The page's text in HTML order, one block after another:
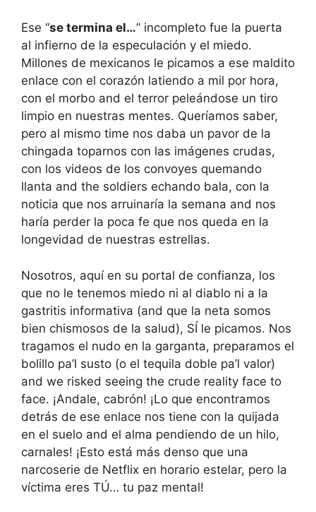
Ese “se termina el…” incompleto fue la puerta
al infierno de la especulación y el miedo.
Millones de mexicanos le picamos a ese maldito
enlace con el corazón latiendo a mil por hora,
con el morbo and el terror peleándose un tiro
limpio en nuestras mentes. Queríamos saber,
pero al mismo time nos daba un pavor de la
chingada toparnos con las imágenes crudas,
con los videos de los convoyes quemando
llanta and the soldiers echando bala, con la
noticia que nos arruinaría la semana and nos
haría perder la poca fe que nos queda en la
longevidad de nuestras estrellas.
Nosotros, aquí en su portal de confianza, los
que no le tenemos miedo ni al diablo ni a la
gastritis informativa (and que la neta somos
bien chismosos de la salud), SÍ le picamos. Nos
tragamos el nudo en la garganta, preparamos el
bolillo pa’l susto (o el tequila doble pa’l valor)
and we risked seeing the crude reality face to
face. ¡Andale, cabrón! ¡Lo que encontramos
detrás de ese enlace nos tiene con la quijada
en el suelo and el alma pendiendo de un hilo,
carnales! ¡Esto está más denso que una
narcoserie de Netflix en horario estelar, pero la
víctima eres TÚ… tu paz mental!